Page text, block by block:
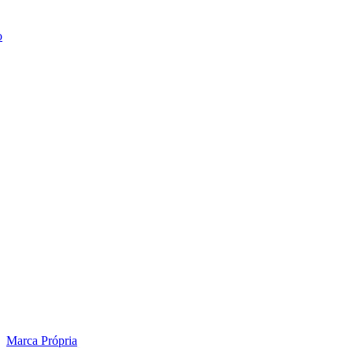
Marca Própria